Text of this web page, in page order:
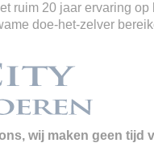
ruim 20 jaar ervaring
doe-het-zelver
wij maken geen tijd